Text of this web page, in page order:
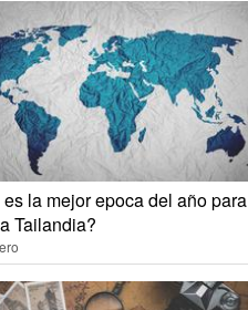
la mejor epoca del año para
Tailandia?